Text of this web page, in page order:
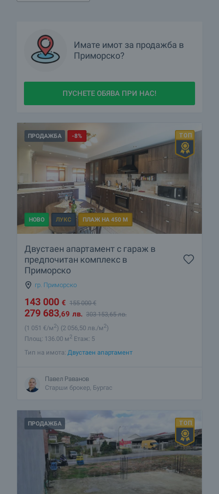
Имате имот за продажба в
Приморско?
ПУСНЕТЕ ОБЯВА ПРИ НАС!
ПРОДАЖБА -8%
НОВО ЛУКС ПЛАЖ НА 450 М
Двустаен апартамент с гараж в
предпочитан комплекс в
Приморско
гр. Приморско
143 000 € 155 000€
279 683,69 лв. 303 153,65 лв.
(1 051 €/м2) (2 056 ,50 лв./м2)
Площ: 136.00 м2 Етаж: 5
Тип на имота: Двустаен апартамент
Павел Раванов
Старши брокер, Бургас
ПРОДАЖБА